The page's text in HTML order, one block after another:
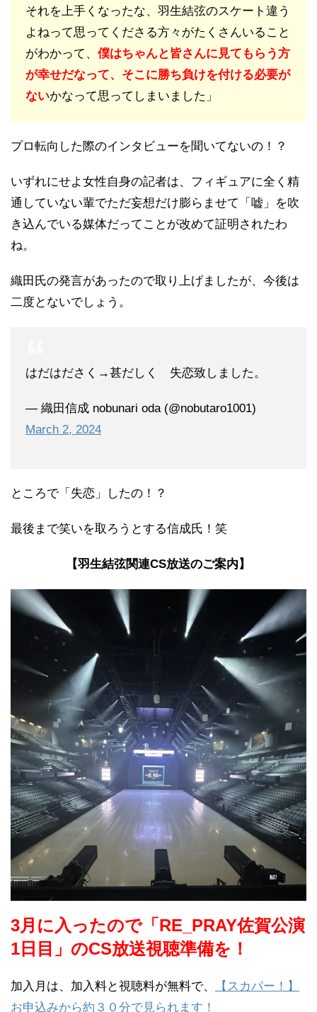
それを上手くなったな、羽生結弦のスケート違う
よねって思ってくださる方々がたくさんいること
がわかって、 僕はちゃんと皆さんに見てもらう方
が幸せだなって、そこに勝ち負けを付ける必要が
ないかなって思ってしまいました」
プロ転向した際のインタビューを聞いてないの！？
いずれにせよ女性自身の記者は、フィギュアに全く精
通していない輩でただ妄想だけ膨らませて「嘘」を吹
き込んでいる媒体だってことが改めて証明されたわ
ね。
織田氏の発言があったので取り上げましたが、今後は
二度とないでしょう。
はだはださく→甚だしく 失恋致しました。
— 織田信成 nobunari oda (@nobutaro1001)
March 2, 2024
ところで「失恋」したの！？
最後まで笑いを取ろうとする信成氏！笑
【羽生結弦関連CS放送のご案内】
3月に入ったので「RE_PRAY佐賀公演
1日目」のCS放送視聴準備を！
加入月は、加入料と視聴料が無料で、
【スカパー！】
お申込みから約３０分で見られます！